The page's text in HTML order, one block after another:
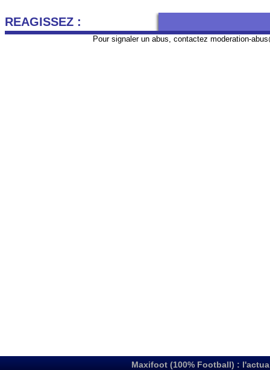
REAGISSEZ :
Pour signaler un abus, contactez moderation-
Maxifoot (100% Football) :